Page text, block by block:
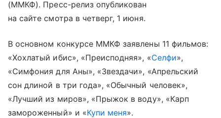
(ММКФ). Пресс-релиз опубликован
на сайте смотра в четверг, 1 июня.
В основном конкурсе ММКФ заявлены 11 фильмов:
«Хохлатый ибис», «Преисподняя», «Селфи»,
«Симфония для Аны», «Звездачи», «Апрельский
сон длиной в три года», «Обычный человек»,
«Лучший из миров», «Прыжок в воду», «Карп
замороженный» и «Купи меня».